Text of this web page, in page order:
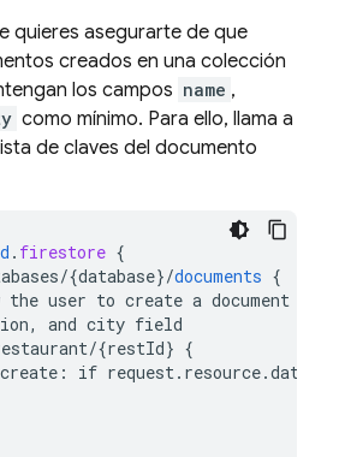
quieres asegurarte de que
creados en una colección
los campos name ,
como mínimo. Para ello, llama a
de claves del documento
. firestore {
{database}/documents {
the user to create a document
and city field
{restId} {
create : if request. resource.data